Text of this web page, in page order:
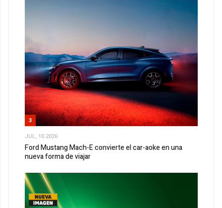
3
JUL, 10 2026
Ford Mustang Mach-E convierte el car-aoke en una
nueva forma de viajar